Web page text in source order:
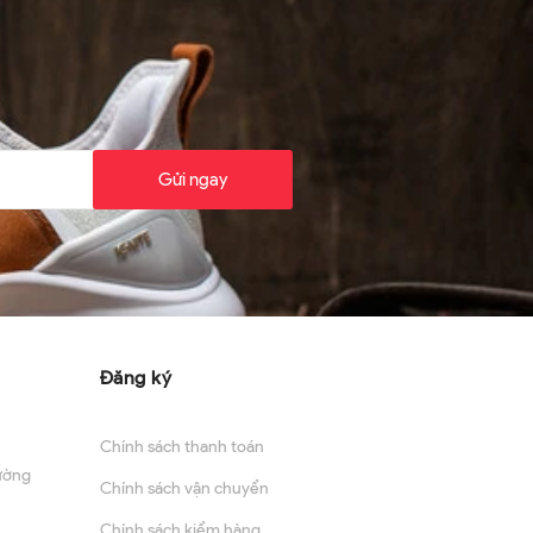
Gửi ngay
Đăng ký
Chính sách thanh toán
Chính sách vận chuyển